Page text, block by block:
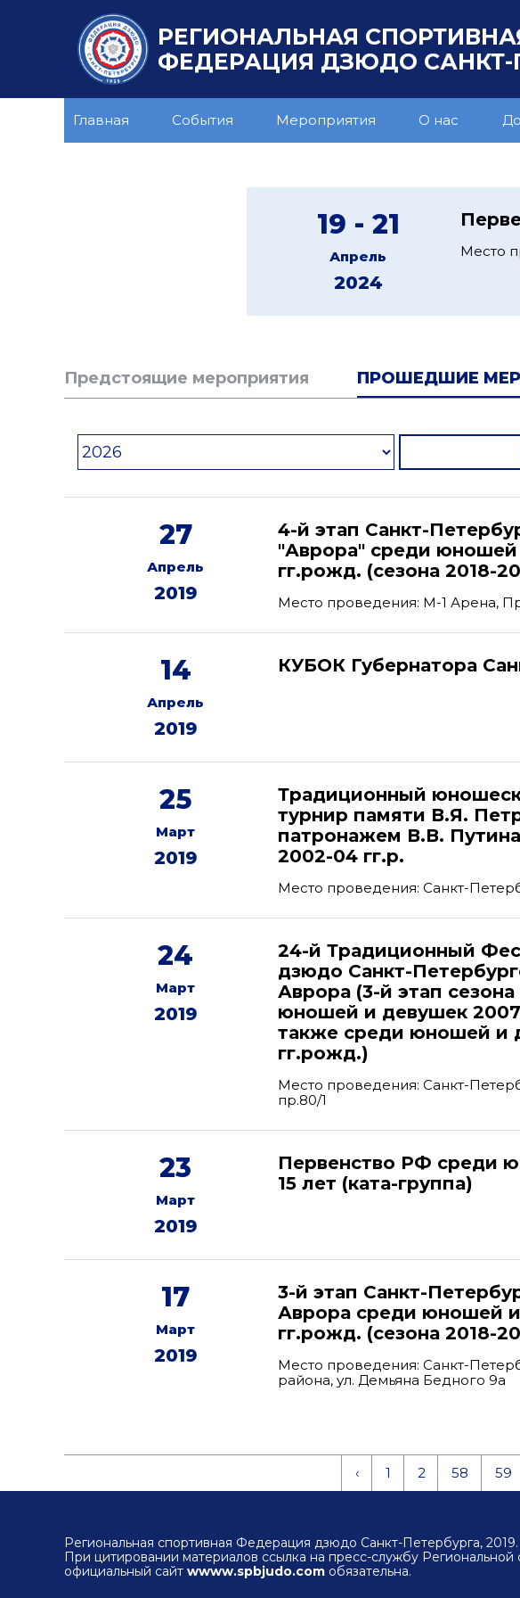
РЕГИОНАЛЬНАЯ
ФЕДЕРАЦИЯ ДЗЮДО САНКТ-
Главная События Мероприятия О нас
19 - 21
Апрель
2024
Место
Предстоящие мероприятия ПРОШЕДШИЕ
27
Апрель
2019
4-й этап Санкт-
"Аврора" среди
гг.рожд. (сезона 2018-
Место проведения: М-1 Арена,
14
Апрель
2019
КУБОК Губернатора
25
Март
2019
Традиционный
турнир памяти В.Я.
патронажем В.В.
2002-04 гг.р.
Место проведения: Санкт-
24
Март
2019
24-й Традиционный
дзюдо Санкт-
Аврора (3-й этап
юношей и девушек
также среди юношей и
гг.рожд.)
Место проведения: Санкт-
пр.80/1
23
Март
2019
Первенство РФ среди
15 лет (ката-группа)
17
Март
2019
3-й этап Санкт-
Аврора среди юношей
гг.рожд. (сезона 2018-
Место проведения: Санкт-
района, ул. Демьяна Бедного 9а
‹ 1 2 58 59
Региональная спортивная Федерация дзюдо Санкт-Петербурга, 2019.
При цитировании материалов ссылка на пресс-службу
официальный сайт wwww.spbjudo.com обязательна.